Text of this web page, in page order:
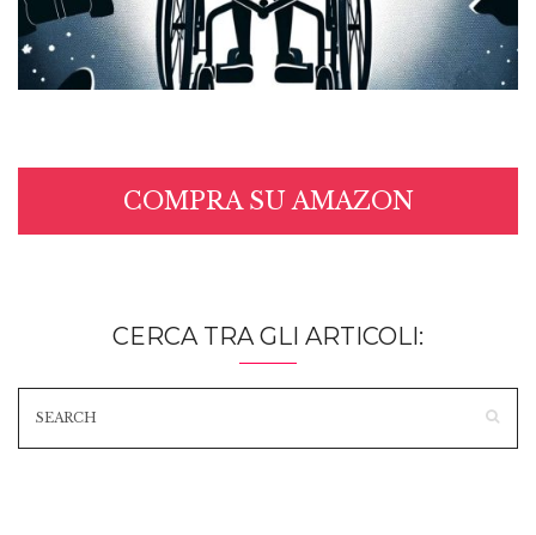
COMPRA SU AMAZON
CERCA TRA GLI ARTICOLI: